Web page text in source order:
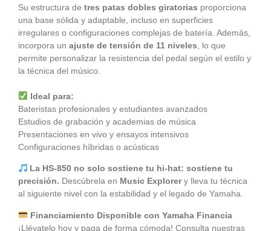
Su estructura de tres patas dobles giratorias proporciona
una base sólida y adaptable, incluso en superficies
irregulares o configuraciones complejas de batería. Además,
incorpora un ajuste de tensión de 11 niveles , lo que
permite personalizar la resistencia del pedal según el estilo y
la técnica del músico.
Ideal para:
Bateristas profesionales y estudiantes avanzados
Estudios de grabación y academias de música
Presentaciones en vivo y ensayos intensivos
Configuraciones híbridas o acústicas
La HS-850 no solo sostiene tu hi-hat: sostiene tu
precisión. Descúbrela en Music Explorery lleva tu técnica
al siguiente nivel con la estabilidad y el legado de Yamaha.
Financiamiento Disponible con Yamaha Financia
¡Llévatelo hoy y paga de forma cómoda! Consulta nuestras